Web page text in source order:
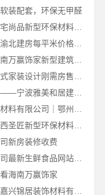
装配套，环保无甲醛
江西家装奶油风设计江西尚宅尚品新型环保材料有限公司
重庆御墅建筑材料有限公司渝北建房每平米价格环保材料
海南同城家装免费勘测，海南万赢饰家新型建筑材料有限公司
宁波余姚家装设计到店咨询——宁波雅美和居建材科技有限公司
全包空间定制设计方案，江西圣匠新型环保材料有限公司
新房装修收费
湖北省惠物电子商务有限公司最新生鲜食品网站价格解读
海南万赢饰家